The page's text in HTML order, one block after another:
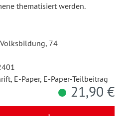
thematisiert werden.
74
E-Paper, E-Paper-Teilbeitrag
21,90 €